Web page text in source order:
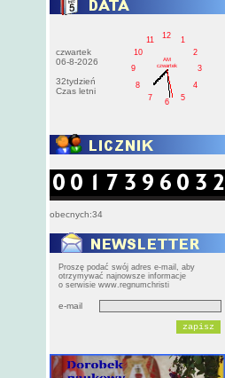
czwartek
06-8-2026
32tydzień
Czas letni
1
2
3
4
5
6
7
8
9
10
11
12
AM
czwartek
obecnych:34
Proszę podać swój adres e-mail, aby
otrzymywać najnowsze informacje
o serwisie www.regnumchristi
e-mail